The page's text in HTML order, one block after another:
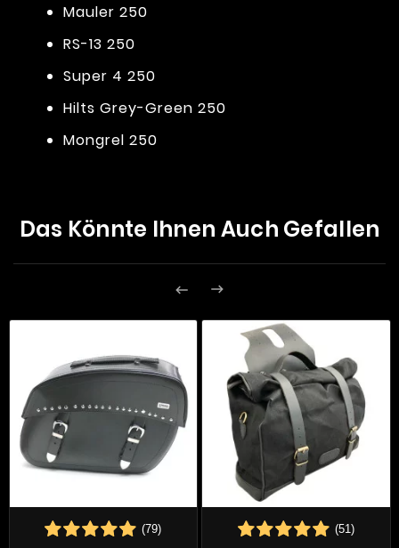
Mauler 250
RS-13 250
Super 4 250
Hilts Grey-Green 250
Mongrel 250
Das Könnte Ihnen Auch Gefallen
 
(79) (51)